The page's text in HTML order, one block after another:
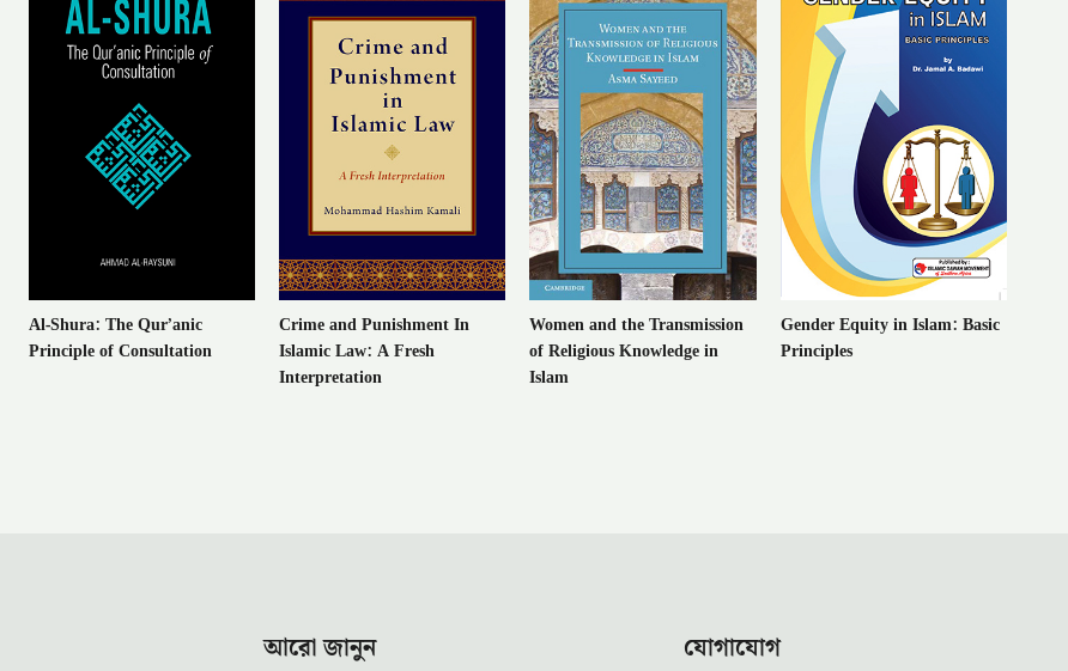
Al-Shura: The Qur’anic
Principle of Consultation
Crime and Punishment In
Islamic Law: A Fresh
Interpretation
Women and the Transmission
of Religious Knowledge in
Islam
Gender Equity in Islam: Basic
Principles
আরো জানুন যোগাযোগ